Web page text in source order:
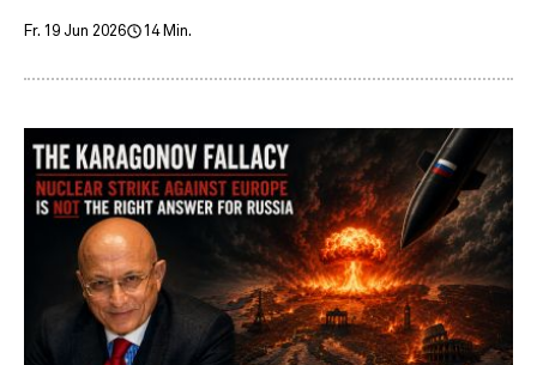
Fr. 19 Jun 2026 14 Min.